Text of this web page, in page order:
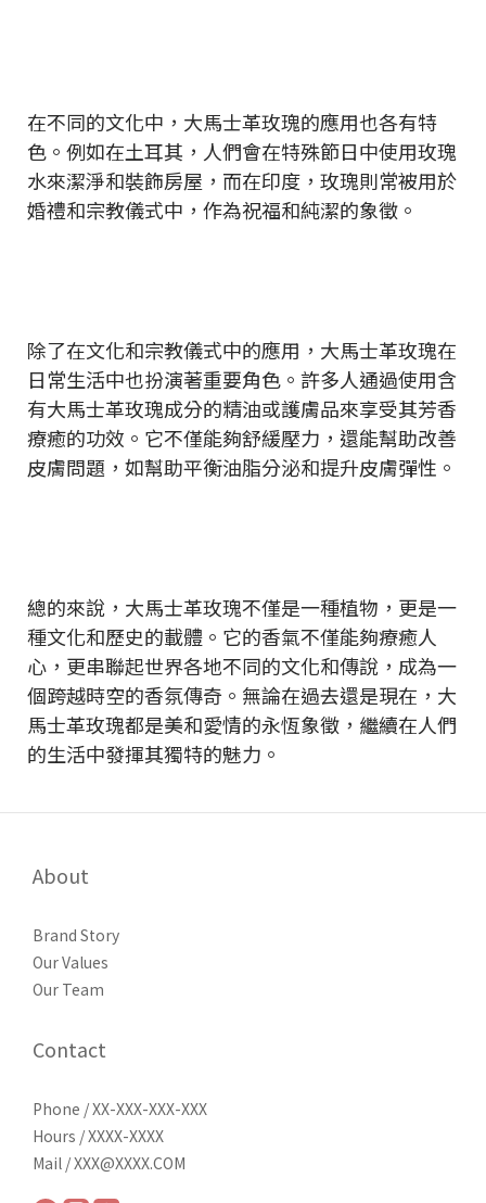
在不同的文化中，大馬士革玫瑰的應用也各有特
色。例如在土耳其，人們會在特殊節日中使用玫瑰
水來潔淨和裝飾房屋，而在印度，玫瑰則常被用於
婚禮和宗教儀式中，作為祝福和純潔的象徵。
除了在文化和宗教儀式中的應用，大馬士革玫瑰在
日常生活中也扮演著重要角色。許多人通過使用含
有大馬士革玫瑰成分的精油或護膚品來享受其芳香
療癒的功效。它不僅能夠舒緩壓力，還能幫助改善
皮膚問題，如幫助平衡油脂分泌和提升皮膚彈性。
總的來說，大馬士革玫瑰不僅是一種植物，更是一
種文化和歷史的載體。它的香氣不僅能夠療癒人
心，更串聯起世界各地不同的文化和傳說，成為一
個跨越時空的香氛傳奇。無論在過去還是現在，大
馬士革玫瑰都是美和愛情的永恆象徵，繼續在人們
的生活中發揮其獨特的魅力。
About
Brand Story
Our Values
Our Team
Contact
Phone / XX-XXX-XXX-XXX
Hours / XXXX-XXXX
Mail / XXX@XXXX.COM